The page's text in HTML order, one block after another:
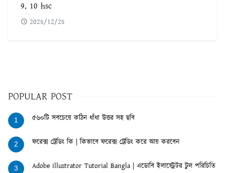
9, 10 hsc
2025/12/25
POPULAR POST
1 ৫৬০টি সবচেয়ে কঠিন ধাঁধা উত্তর সহ ছবি
2 ফরেক্স ট্রেডিং কি | কিভাবে ফরেক্স ট্রেডিং করে আয় করবেন
3 Adobe illustrator Tutorial Bangla | এডোবি ইলাস্ট্রেটর টুল পরিচিতি